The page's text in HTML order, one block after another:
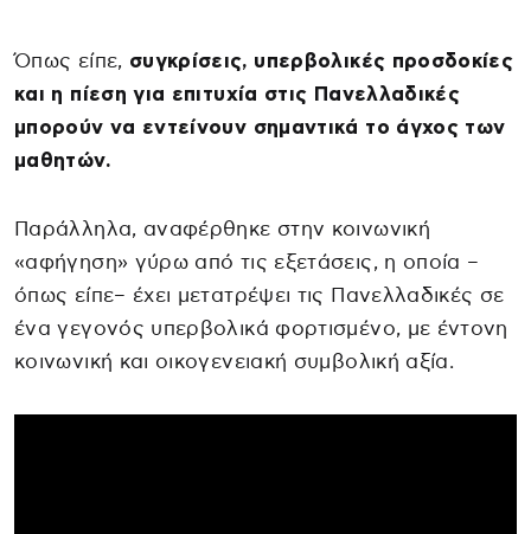
Όπως είπε, συγκρίσεις, υπερβολικές προσδοκίες
και η πίεση για επιτυχία στις Πανελλαδικές
μπορούν να εντείνουν σημαντικά το άγχος των
μαθητών.
Παράλληλα, αναφέρθηκε στην κοινωνική
«αφήγηση» γύρω από τις εξετάσεις, η οποία –
όπως είπε– έχει μετατρέψει τις Πανελλαδικές σε
ένα γεγονός υπερβολικά φορτισμένο, με έντονη
κοινωνική και οικογενειακή συμβολική αξία.